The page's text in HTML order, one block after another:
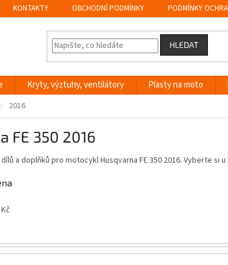
KONTAKTY OBCHODNÍ PODMÍNKY PODMÍNKY
HLEDAT
Kryty, výztuhy, ventilátory Plasty na moto
2016
FE 350 2016
a doplňků pro motocykl Husqvarna FE 350 2016. Vyberte si